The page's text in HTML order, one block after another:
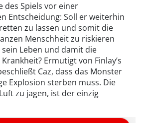
des Spiels vor einer
Entscheidung: Soll er weiterhin
zu lassen und somit die
Menschheit zu riskieren
Leben und damit die
Ermutigt von Finlay’s
Caz, dass das Monster
Explosion sterben muss. Die
zu jagen, ist der einzig